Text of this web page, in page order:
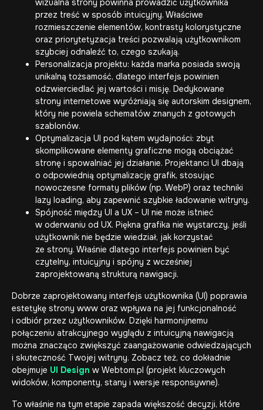
wizualna strony powinna prowadzić użytkownika
przez treść w sposób intuicyjny. Właściwe
rozmieszczenie elementów, kontrasty kolorystyczne
oraz priorytetyzacja treści pozwalają użytkownikom
szybciej odnaleźć to, czego szukają.
Personalizacja projektu: każda marka posiada swoją
unikalną tożsamość, dlatego interfejs powinien
odzwierciedlać jej wartości i misję. Dedykowane
strony internetowe wyróżniają się autorskim designem,
który nie powiela schematów znanych z gotowych
szablonów.
Optymalizacja UI pod kątem wydajności: zbyt
skomplikowane elementy graficzne mogą obciążać
stronę i spowalniać jej działanie. Projektanci UI dbają
o odpowiednią optymalizację grafik, stosując
nowoczesne formaty plików (np. WebP) oraz techniki
lazy loading, aby zapewnić szybkie ładowanie witryny.
Spójność między UI a UX – UI nie może istnieć
w oderwaniu od UX. Piękna grafika nie wystarczy, jeśli
użytkownik nie będzie wiedział, jak korzystać
ze strony. Właśnie dlatego interfejs powinien być
czytelny, intuicyjny i spójny z wcześniej
zaprojektowaną strukturą nawigacji.
Dobrze zaprojektowany interfejs użytkownika (UI) poprawia
estetykę strony www oraz wpływa na jej funkcjonalność
i odbiór przez użytkowników. Dzięki harmonijnemu
połączeniu atrakcyjnego wyglądu z intuicyjną nawigacją
można znacząco zwiększyć zaangażowanie odwiedzających
i skuteczność Twojej witryny. Zobacz też, co dokładnie
obejmuje UI Design w Webtom.pl (projekt kluczowych
widoków, komponenty, stany i wersje responsywne).
To właśnie na tym etapie zapada większość decyzji, które